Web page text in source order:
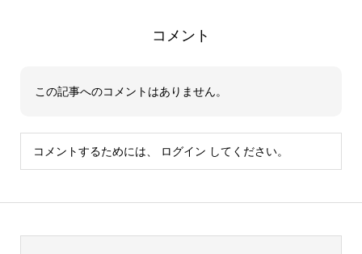
コメント
この記事へのコメントはありません。
コメントするためには、 ログイン してください。